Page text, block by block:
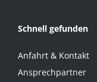
Schnell gefunden
Anfahrt & Kontakt
Ansprechpartner